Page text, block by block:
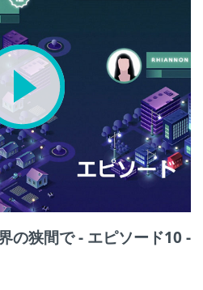
の狭間で - エピソード10 -